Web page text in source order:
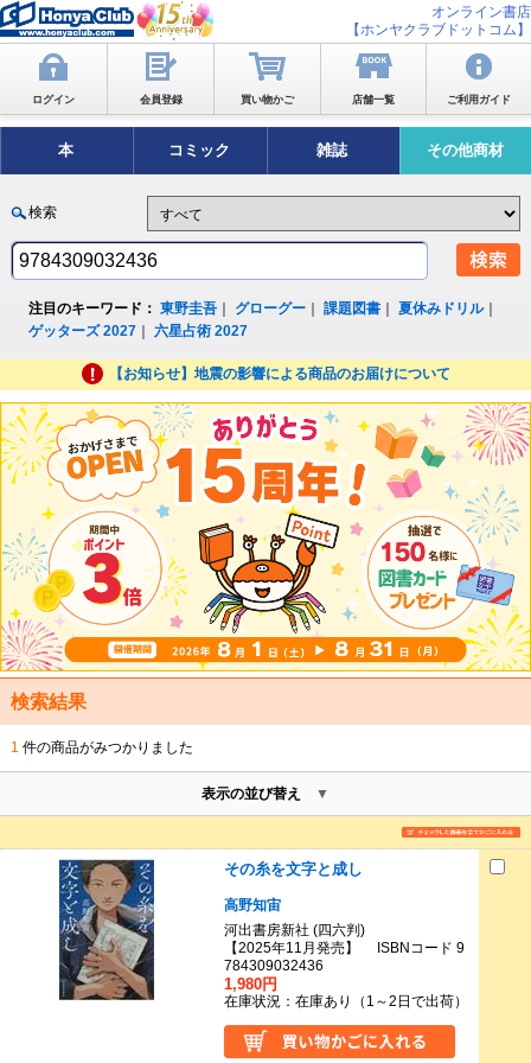
オンライン書店
【ホンヤクラブドットコム】
ログイン 会員登録 買い物かご 店舗一覧 ご利用ガイド
本 コミック 雑誌 その他商材
検索
注目のキーワード： 東野圭吾 グローグー ｜課題図書 ｜夏休みドリル｜
ゲッターズ 2027 ｜六星占術 2027
【お知らせ】地震の影響による商品のお届けについて
検索結果
1 件の商品がみつかりました
表示の並び替え
その糸を文字と成し
高野知宙
河出書房新社 (四六判)
【2025年11月発売】 ISBNコード 9
784309032436
1,980円
在庫状況：在庫あり（1～2日で出荷）